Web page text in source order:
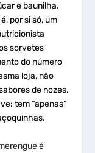
e baunilha.
por si só, um
sorvetes
do número
loja, não
de nozes,
tem “apenas”
é